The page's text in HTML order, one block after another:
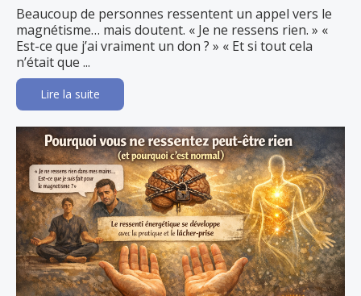
Beaucoup de personnes ressentent un appel vers le
magnétisme… mais doutent. « Je ne ressens rien. » «
Est-ce que j’ai vraiment un don ? » « Et si tout cela
n’était que ...
Lire la suite